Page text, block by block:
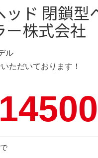
ド 閉鎖型
ー株式会社
ル
ただいております！
14500